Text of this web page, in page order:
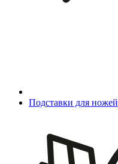
Подставки для ножей